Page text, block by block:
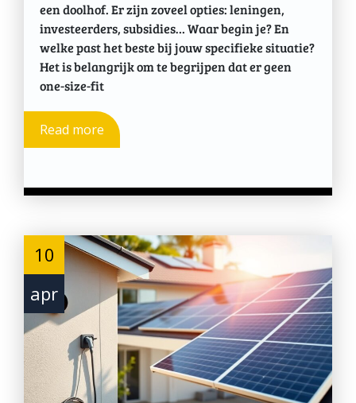
een doolhof. Er zijn zoveel opties: leningen,
investeerders, subsidies… Waar begin je? En
welke past het beste bij jouw specifieke situatie?
Het is belangrijk om te begrijpen dat er geen
one-size-fit
Read more
10
apr